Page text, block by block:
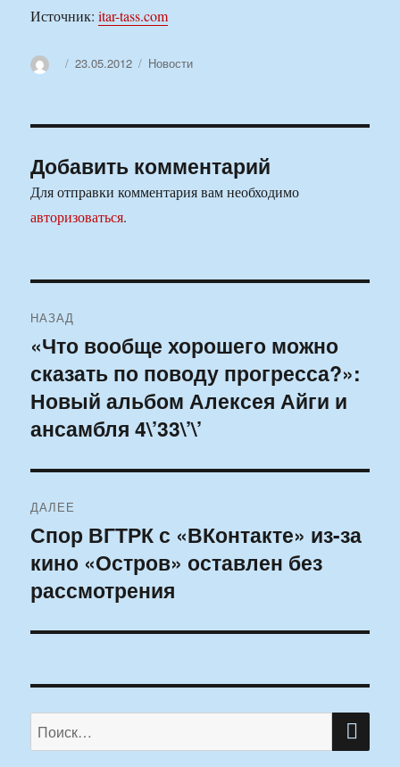
Источник:itar-tass.com
АвторОпубликовано
23.05.2012 Рубрики
Новости
Добавить комментарий
Для отправки комментария вам необходимо
авторизоваться.
по
записям
НАЗАД
Предыдущая
запись:
«Что вообще хорошего можно
сказать по поводу прогресса?»:
Новый альбом Алексея Айги и
ансамбля 4\’33\’\’
ДАЛЕЕ
Следующая
запись:
Спор ВГТРК с «ВКонтакте» из-за
кино «Остров» оставлен без
рассмотрения
Искать: